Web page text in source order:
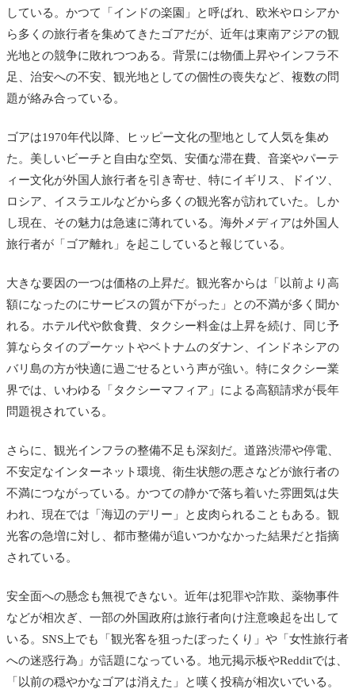
している。かつて「インドの楽園」と呼ばれ、欧米やロシアか
ら多くの旅行者を集めてきたゴアだが、近年は東南アジアの観
光地との競争に敗れつつある。背景には物価上昇やインフラ不
足、治安への不安、観光地としての個性の喪失など、複数の問
題が絡み合っている。
ゴアは1970年代以降、ヒッピー文化の聖地として人気を集め
た。美しいビーチと自由な空気、安価な滞在費、音楽やパーテ
ィー文化が外国人旅行者を引き寄せ、特にイギリス、ドイツ、
ロシア、イスラエルなどから多くの観光客が訪れていた。しか
し現在、その魅力は急速に薄れている。海外メディアは外国人
旅行者が「ゴア離れ」を起こしていると報じている。
大きな要因の一つは価格の上昇だ。観光客からは「以前より高
額になったのにサービスの質が下がった」との不満が多く聞か
れる。ホテル代や飲食費、タクシー料金は上昇を続け、同じ予
算ならタイのプーケットやベトナムのダナン、インドネシアの
バリ島の方が快適に過ごせるという声が強い。特にタクシー業
界では、いわゆる「タクシーマフィア」による高額請求が長年
問題視されている。
さらに、観光インフラの整備不足も深刻だ。道路渋滞や停電、
不安定なインターネット環境、衛生状態の悪さなどが旅行者の
不満につながっている。かつての静かで落ち着いた雰囲気は失
われ、現在では「海辺のデリー」と皮肉られることもある。観
光客の急増に対し、都市整備が追いつかなかった結果だと指摘
されている。
安全面への懸念も無視できない。近年は犯罪や詐欺、薬物事件
などが相次ぎ、一部の外国政府は旅行者向け注意喚起を出して
いる。SNS上でも「観光客を狙ったぼったくり」や「女性旅行者
への迷惑行為」が話題になっている。地元掲示板やRedditでは、
「以前の穏やかなゴアは消えた」と嘆く投稿が相次いでいる。